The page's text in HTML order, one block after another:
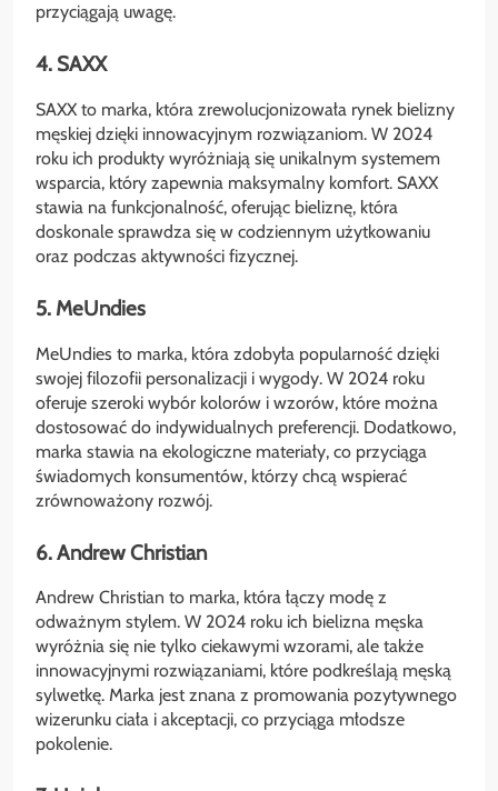
przyciągają uwagę.
4. SAXX
SAXX to marka, która zrewolucjonizowała rynek bielizny
męskiej dzięki innowacyjnym rozwiązaniom. W 2024
roku ich produkty wyróżniają się unikalnym systemem
wsparcia, który zapewnia maksymalny komfort. SAXX
stawia na funkcjonalność, oferując bieliznę, która
doskonale sprawdza się w codziennym użytkowaniu
oraz podczas aktywności fizycznej.
5. MeUndies
MeUndies to marka, która zdobyła popularność dzięki
swojej filozofii personalizacji i wygody. W 2024 roku
oferuje szeroki wybór kolorów i wzorów, które można
dostosować do indywidualnych preferencji. Dodatkowo,
marka stawia na ekologiczne materiały, co przyciąga
świadomych konsumentów, którzy chcą wspierać
zrównoważony rozwój.
6. Andrew Christian
Andrew Christian to marka, która łączy modę z
odważnym stylem. W 2024 roku ich bielizna męska
wyróżnia się nie tylko ciekawymi wzorami, ale także
innowacyjnymi rozwiązaniami, które podkreślają męską
sylwetkę. Marka jest znana z promowania pozytywnego
wizerunku ciała i akceptacji, co przyciąga młodsze
pokolenie.